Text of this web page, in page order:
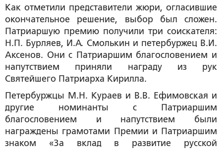
Как отметили представители жюри, огласившие
окончательное решение, выбор был сложен.
Патриаршую премию получили три соискателя:
Н.П. Бурляев, И.А. Смолькин и петербуржец В.И.
Аксенов. Они с Патриаршим благословением и
напутствием приняли награду из рук
Святейшего Патриарха Кирилла.
Петербуржцы М.Н. Кураев и В.В. Ефимовская и
другие номинанты с Патриаршим
благословением и напутствием были
награждены грамотами Премии и Патриаршим
знаком «За вклад в развитие русской